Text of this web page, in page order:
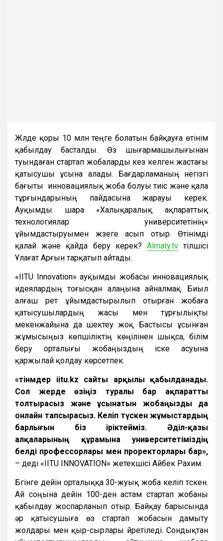
Жүлде қоры 10 млн теңге болатын байқауға өтінім
қабылдау басталды. Өз шығармашылығынан
туындаған стартап жобаларды кез келген жастағы
қатысушы ұсына алады. Бағдарламаның негізгі
бағыты инновациялық жоба болуы тиіс және қала
тұрғындарының пайдасына жарауы керек.
Ауқымды шара «Халықаралық ақпараттық
технологиялар университетінің»
ұйымдастыруымен жүзеге асып отыр. Өтінімді
қалай және қайда беру керек? Almaty.tvтілшісі
Ұлағат Арғын тарқатып айтады.
«IITU Innovation» ауқымды жобасы инновациялық
идеялардың тоғысқан алаңына айналмақ. Биыл
алғаш рет ұйымдастырылып отырған жобаға
қатысушылардың жасы мен тұрғылықты
мекенжайына да шектеу жоқ. Бастысы ұсынған
жұмысыңыз көпшіліктің көңілінен шықса, білім
беру орталығы жобаңыздың іске асуына
қаржылай қолдау көрсетпек.
«Өтінмдер iitu.kz сайты арқылы қабылданады.
Сол жерде өзіңіз туралы бар ақпаратты
толтырасыз және ұсынатын жобаңызды да
онлайн тапсырасыз. Келіп түскен жұмыстардың
барлығын біз іріктейміз. Әділ-қазы
алқаларының құрамына университетіміздің
белді профессорлары мен проректорлары бар»,
– деді «IITU INNOVATION» жетекшісі Айбек Рахим.
Бүгінге дейін орталыққа 30-жуық жоба келіп түскен.
Ай соңына дейін 100-ден астам стартап жобаны
қабылдау жоспарланып отыр. Байқау барысында
әр қатысушыға өз стартап жобасын дамыту
жолдары мен қыр-сырлары үйретіледі. Сондықтан